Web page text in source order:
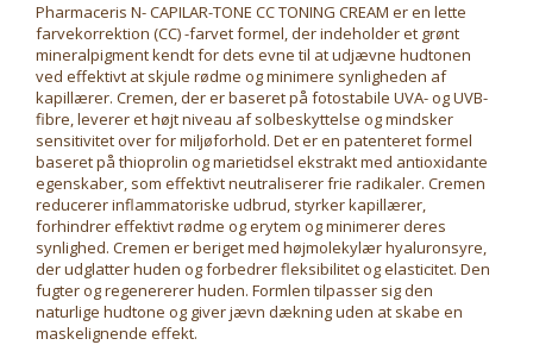
Pharmaceris N- CAPILAR-TONE CC TONING CREAM er en lette
farvekorrektion (CC) -farvet formel, der indeholder et grønt
mineralpigment kendt for dets evne til at udjævne hudtonen
ved effektivt at skjule rødme og minimere synligheden af
kapillærer. Cremen, der er baseret på fotostabile UVA- og UVB-
fibre, leverer et højt niveau af solbeskyttelse og mindsker
sensitivitet over for miljøforhold. Det er en patenteret formel
baseret på thioprolin og marietidsel ekstrakt med antioxidante
egenskaber, som effektivt neutraliserer frie radikaler. Cremen
reducerer inflammatoriske udbrud, styrker kapillærer,
forhindrer effektivt rødme og erytem og minimerer deres
synlighed. Cremen er beriget med højmolekylær hyaluronsyre,
der udglatter huden og forbedrer fleksibilitet og elasticitet. Den
fugter og regenererer huden. Formlen tilpasser sig den
naturlige hudtone og giver jævn dækning uden at skabe en
maskelignende effekt.